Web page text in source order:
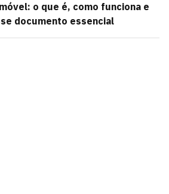
o que é, como funciona e
documento essencial